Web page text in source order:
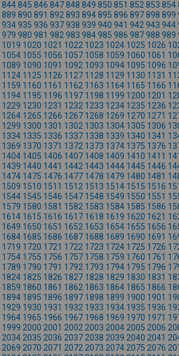
844845 846 847848 849 850 851 852 853 854
889 890 891 892 893 894895 896 897898 899
934935 936 937938 939 940 941 942 943 944
979 980 981 982 983 984985 986 987988 989
1019 1020 1021 1022 1023 1024 1025 1026
1054 1055 1056 1057 1058 1059 1060 1061
1089 1090 1091 1092 1093 1094 1095 1096
1124 1125 1126 1127 1128 1129 1130 1131
1159 1160 1161 1162 1163 1164 1165 1166
1194 1195 1196 1197 1198 1199 1200 1201
1229 1230 1231 1232 1233 1234 1235 1236
1264 1265 1266 1267 1268 1269 1270 1271
1299 1300 1301 1302 1303 1304 1305 1306
1334 1335 1336 1337 1338 1339 1340 1341
1369 1370 1371 1372 1373 1374 1375 1376
1404 1405 1406 1407 1408 1409 1410 1411
1439 1440 1441 1442 1443 1444 1445 1446
1474 1475 1476 1477 1478 1479 1480 1481
1509 1510 1511 1512 1513 1514 1515 1516
1544 1545 1546 1547 1548 1549 1550 1551
1579 1580 1581 1582 1583 1584 1585 1586
1614 1615 1616 1617 1618 1619 1620 1621
1649 1650 1651 1652 1653 1654 1655 1656
1684 1685 1686 1687 1688 1689 1690 1691
1719 1720 1721 1722 1723 1724 1725 1726
1754 1755 1756 1757 1758 1759 1760 1761
1789 1790 1791 1792 1793 1794 1795 1796
1824 1825 1826 1827 1828 1829 1830 1831
1859 1860 1861 1862 1863 1864 1865 1866
1894 1895 1896 1897 1898 1899 1900 1901
1929 1930 1931 1932 1933 1934 1935 1936
1964 1965 1966 1967 1968 1969 1970 1971
1999 2000 2001 2002 2003 2004 2005 2006
2034 2035 2036 2037 2038 2039 2040 2041
2069 2070 2071 2072 2073 2074 2075 2076